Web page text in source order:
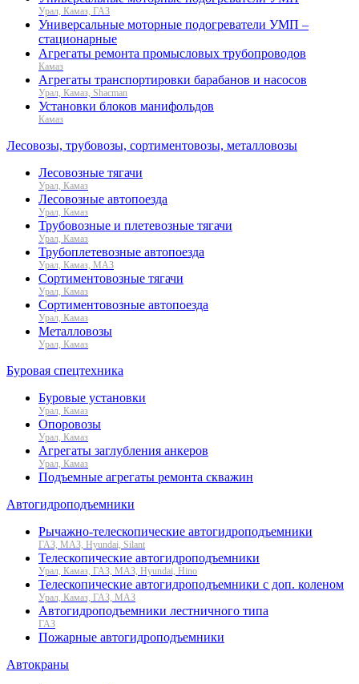
Урал, Камаз, ГАЗ
Универсальные моторные подогреватели УМП –
стационарные
Агрегаты ремонта промысловых трубопроводов
Камаз
Агрегаты транспортировки барабанов и насосов
Урал, Камаз, Shacman
Установки блоков манифольдов
Камаз
Лесовозы, трубовозы, сортиментовозы, металловозы
Лесовозные тягачи
Урал, Камаз
Лесовозные автопоезда
Урал, Камаз
Трубовозные и плетевозные тягачи
Урал, Камаз
Трубоплетевозные автопоезда
Урал, Камаз, МАЗ
Сортиментовозные тягачи
Урал, Камаз
Сортиментовозные автопоезда
Урал, Камаз
Металловозы
Урал, Камаз
Буровая спецтехника
Буровые установки
Урал, Камаз
Опоровозы
Урал, Камаз
Агрегаты заглубления анкеров
Урал, Камаз
Подъемные агрегаты ремонта скважин
Автогидроподъемники
Рычажно-телескопические автогидроподъемники
ГАЗ, МАЗ, Hyundai, Silant
Телескопические автогидроподъемники
Урал, Камаз, ГАЗ, МАЗ, Hyundai, Hino
Телескопические автогидроподъемники с доп. коленом
Урал, Камаз, ГАЗ, МАЗ
Автогидроподъемники лестничного типа
ГАЗ
Пожарные автогидроподъемники
Автокраны